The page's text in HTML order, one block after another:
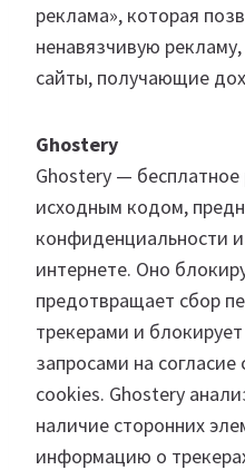
реклама», которая
ненавязчивую
сайты, получающие
Ghostery
Ghostery —
исходным кодом,
конфиденциальности
интернете. Оно
предотвращает сбор
трекерами и
запросами на
cookies. Ghostery
наличие сторонних
информацию о